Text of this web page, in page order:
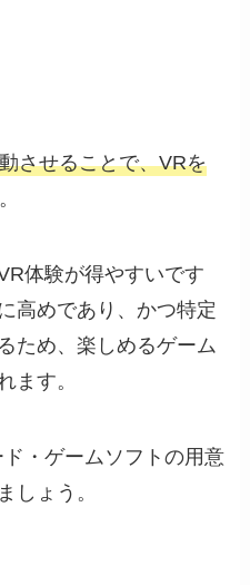
させることで、VRを
体験が得やすいです
高めであり、かつ特定
ため、楽しめるゲーム
ます。
・ゲームソフトの用意
しょう。